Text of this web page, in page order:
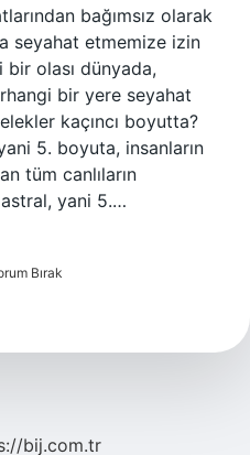
bağımsız olarak
seyahat etmemize izin
olası dünyada,
bir yere seyahat
kaçıncı boyutta?
5. boyuta, insanların
tüm canlıların
yani 5.…
Bırak
bij.com.tr